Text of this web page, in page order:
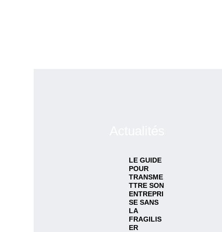
LE GUIDE
POUR
TRANSME
TTRE SON
ENTREPRI
SE SANS
LA
FRAGILIS
ER